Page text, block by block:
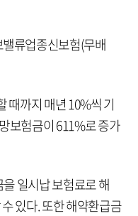
류업종신보험(무배
때까지 매년 10%씩 기
보험금이 611%로 증가
일시납 보험료로 해
있다. 또한 해약환급금